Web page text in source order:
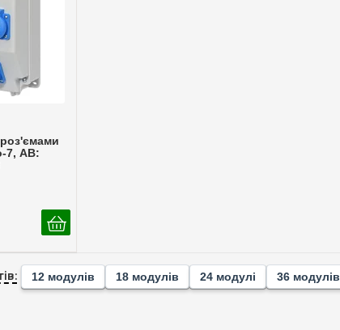
7, АВ:
12 модулів 18 модулів 24 модулі 36 модулів